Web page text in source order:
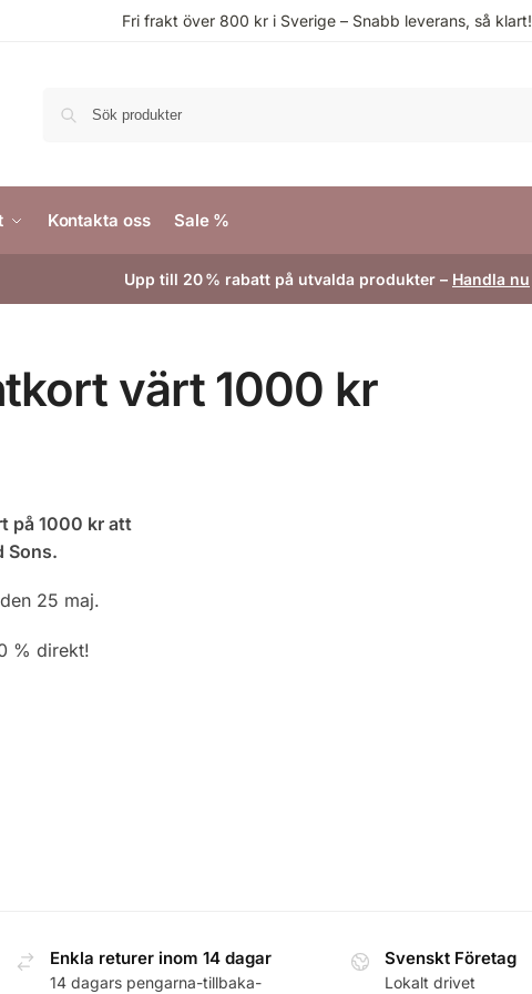
Fri frakt över 800 kr i Sverige – Snabb leverans, så klart!
Kontakta oss Sale %
Upp till 20 % rabatt på utvalda produkter – Handla nu
värt 1000 kr
på 1000 kr att
Sons.
25 maj.
% direkt!
Enkla returer inom 14 dagar
14 dagars pengarna-tillbaka-
Svenskt Företag
Lokalt drivet